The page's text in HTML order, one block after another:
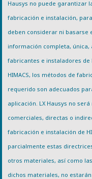
Hausys no puede garantizar
fabricación e instalación,
deben considerar ni basarse
información completa, única,
fabricantes e instaladores de
HIMACS, los métodos de
requerido son adecuados
aplicación. LX Hausys no
comerciales, directas o
fabricación e instalación de
parcialmente estas
otros materiales, así como
dichos materiales, no estarán